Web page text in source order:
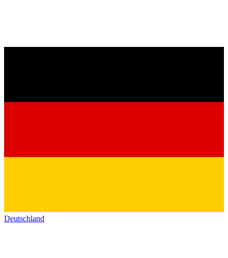
Deutschland